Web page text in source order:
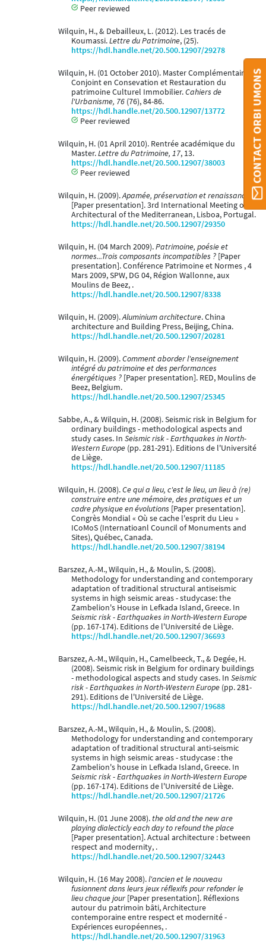
Peer reviewed
Wilquin, H., & Debailleux, L. (2012). Les tracés de
Koumassi.Lettre du Patrimoine, (25).
https://hdl.handle.net/20.500.12907/29278
Wilquin, H. (01 October 2010). Master Complémentaire
Conjoint en Consevation et Restauration du
patrimoine Culturel Immobilier.Cahiers de
l'Urbanisme, 76 (76), 84-86.
https://hdl.handle.net/20.500.12907/13772
Peer reviewed
Wilquin, H. (01 April 2010). Rentrée académique du
Master.Lettre du Patrimoine, 17, 13.
https://hdl.handle.net/20.500.12907/38003
Peer reviewed
Wilquin, H. (2009).Apamée, préservation et renaissance
[Paper presentation]. 3rd International Meeting on
Architectural of the Mediterranean, Lisboa, Portugal.
https://hdl.handle.net/20.500.12907/29350
Wilquin, H. (04 March 2009).Patrimoine, poésie et
normes...Trois composants incompatibles ? [Paper
presentation]. Conférence Patrimoine et Normes , 4
Mars 2009, SPW, DG 04, Région Wallonne, aux
Moulins de Beez, .
https://hdl.handle.net/20.500.12907/8338
Wilquin, H. (2009).Aluminium architecture. China
architecture and Building Press, Beijing, China.
https://hdl.handle.net/20.500.12907/20281
Wilquin, H. (2009).Comment aborder l'enseignement
intégré du patrimoine et des performances
énergétiques ? [Paper presentation]. RED, Moulins de
Beez, Belgium.
https://hdl.handle.net/20.500.12907/25345
Sabbe, A., & Wilquin, H. (2008). Seismic risk in Belgium for
ordinary buildings - methodological aspects and
study cases. In Seismic risk - Earthquakes in North-
Western Europe (pp. 281-291). Editions de l'Université
de Liège.
https://hdl.handle.net/20.500.12907/11185
Wilquin, H. (2008).Ce qui a lieu, c'est le lieu, un lieu à (re)
construire entre une mémoire, des pratiques et un
cadre physique en évolutions [Paper presentation].
Congrès Mondial « Où se cache l'esprit du Lieu »
ICoMoS (Internatioanl Council of Monuments and
Sites), Québec, Canada.
https://hdl.handle.net/20.500.12907/38194
Barszez, A.-M., Wilquin, H., & Moulin, S. (2008).
Methodology for understanding and contemporary
adaptation of traditional structural antiseismic
systems in high seismic areas - studycase: the
Zambelion's House in Lefkada Island, Greece. In
Seismic risk - Earthquakes in North-Western Europe
(pp. 167-174). Editions de l'Université de Liège.
https://hdl.handle.net/20.500.12907/36693
Barszez, A.-M., Wilquin, H., Camelbeeck, T., & Degée, H.
(2008). Seismic risk in Belgium for ordinary buildings
- methodological aspects and study cases. In Seismic
risk - Earthquakes in North-Western Europe (pp. 281-
291). Editions de l'Université de Liège.
https://hdl.handle.net/20.500.12907/19688
Barszez, A.-M., Wilquin, H., & Moulin, S. (2008).
Methodology for understanding and contemporary
adaptation of traditional structural anti-seismic
systems in high seismic areas - studycase : the
Zambelion's house in Lefkada Island, Greece. In
Seismic risk - Earthquakes in North-Western Europe
(pp. 167-174). Editions de l'Université de Liège.
https://hdl.handle.net/20.500.12907/21726
Wilquin, H. (01 June 2008). the old and the new are
playing dialecticly each day to refound the place
[Paper presentation]. Actual architecture : between
respect and modernity, .
https://hdl.handle.net/20.500.12907/32443
Wilquin, H. (16 May 2008).l'ancien et le nouveau
fusionnent dans leurs jeux réflexifs pour refonder le
lieu chaque jour[Paper presentation]. Réflexions
autour du patrimoin bâti, Architecture
contemporaine entre respect et modernité -
Expériences européennes, .
https://hdl.handle.net/20.500.12907/31963
CONTACT ORBI UMONS